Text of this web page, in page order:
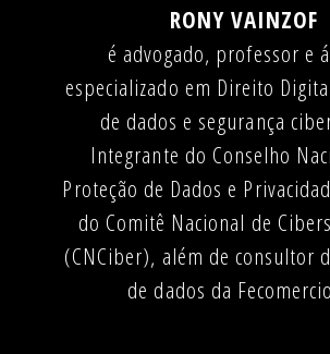
RONY VAINZOF
é advogado, professor e
especializado em Direito
de dados e segurança
Integrante do Conselho
Proteção de Dados e
do Comitê Nacional de
(CNCiber), além de consultor
de dados da